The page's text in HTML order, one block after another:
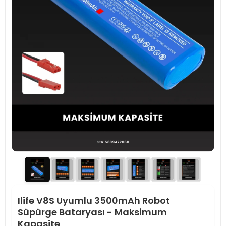
Ilife V8S Uyumlu 3500mAh Robot
Süpürge Bataryası - Maksimum